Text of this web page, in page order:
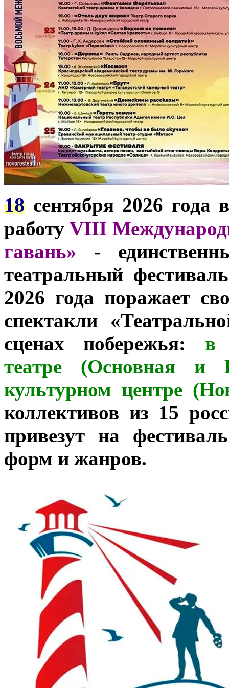
18 сентября 2026 года
работу VIII
гавань» -
театральный
2026 года поражает
спектакли
сценах побережья: в
театре (Основная и
культурном центре
коллективов из 15
привезут на
форм и жанров.